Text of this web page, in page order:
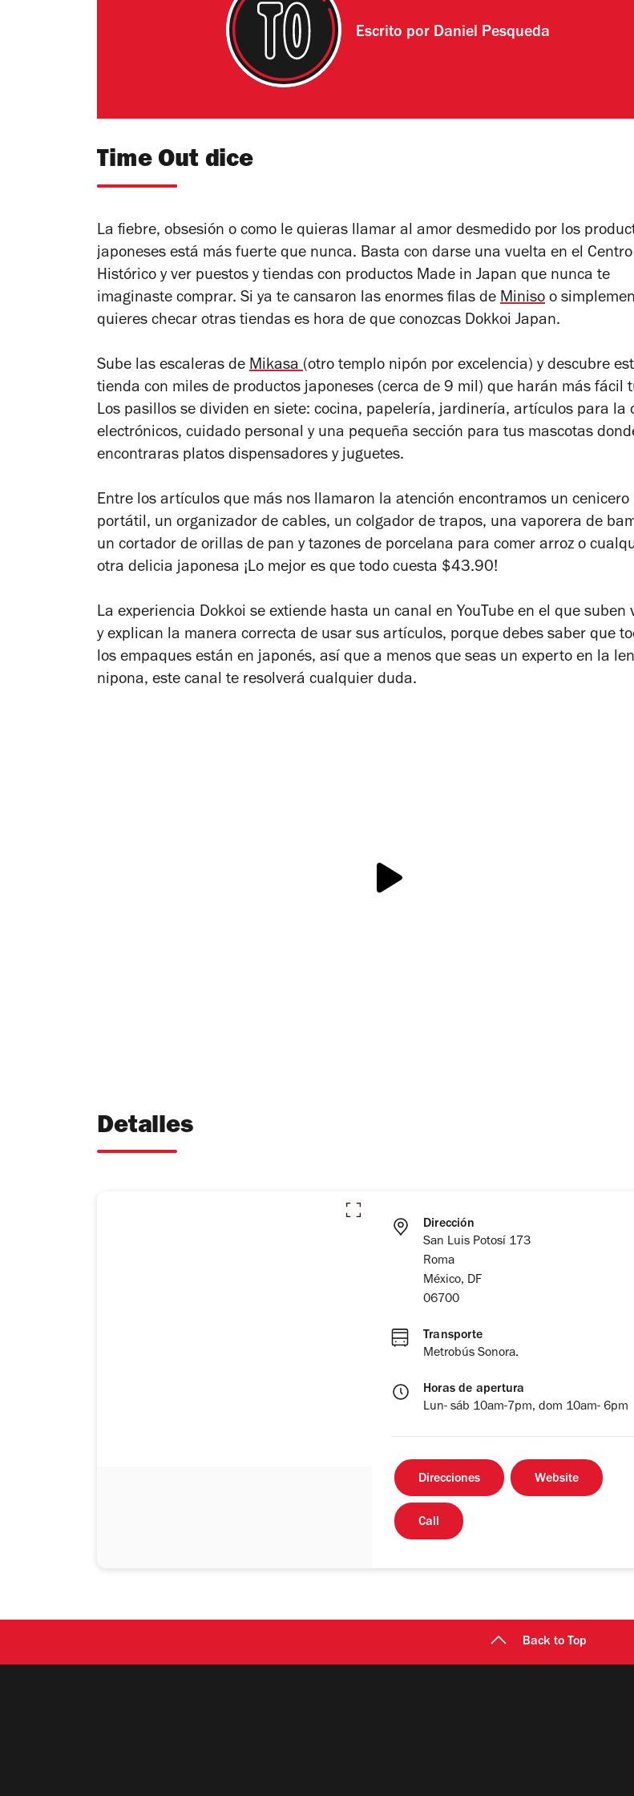
Escrito por Daniel Pesqueda
Time Out dice
La fiebre, obsesión o como le quieras llamar al amor desmedido por los
japoneses está más fuerte que nunca. Basta con darse una vuelta en el Centro
Histórico y ver puestos y tiendas con productos Made in Japan que nunca te
imaginaste comprar. Si ya te cansaron las enormes filas de Miniso o
quieres checar otras tiendas es hora de que conozcas Dokkoi Japan.
Sube las escaleras de Mikasa(otro templo nipón por excelencia) y descubre
tienda con miles de productos japoneses (cerca de 9 mil) que harán más fácil
Los pasillos se dividen en siete: cocina, papelería, jardinería, artículos para la
electrónicos, cuidado personal y una pequeña sección para tus mascotas
encontraras platos dispensadores y juguetes.
Entre los artículos que más nos llamaron la atención encontramos un cenicero
portátil, un organizador de cables, un colgador de trapos, una vaporera de
un cortador de orillas de pan y tazones de porcelana para comer arroz o
otra delicia japonesa ¡Lo mejor es que todo cuesta $43.90!
La experiencia Dokkoi se extiende hasta un canal en YouTube en el que suben
y explican la manera correcta de usar sus artículos, porque debes saber que
los empaques están en japonés, así que a menos que seas un experto en la
nipona, este canal te resolverá cualquier duda.
Detalles
Dirección
San Luis Potosí 173
Roma
México, DF
06700
Transporte
Metrobús Sonora.
Horas de apertura
Lun- sáb 10am-7pm, dom 10am- 6pm
Direcciones Website
Call
Back to Top